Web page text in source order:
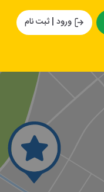
ورود | ثبت نام